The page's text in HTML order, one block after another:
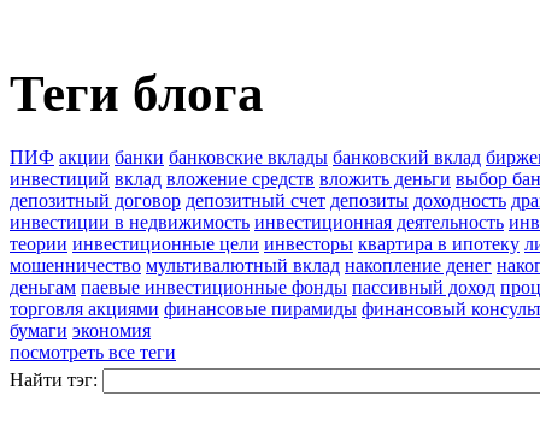
Теги блога
ПИФ акции банки банковские вклады банковский вклад
инвестиций вклад вложение средств вложить деньги выбор
депозитный договор депозитный счет депозиты доходность
инвестиции в недвижимость инвестиционная деятельность
теории инвестиционные цели инвесторы квартира в ипотеку
мошенничество мультивалютный вклад накопление денег
деньгам паевые инвестиционные фонды пассивный доход
торговля акциями финансовые пирамиды финансовый
бумаги экономия
посмотреть все теги
Найти тэг: